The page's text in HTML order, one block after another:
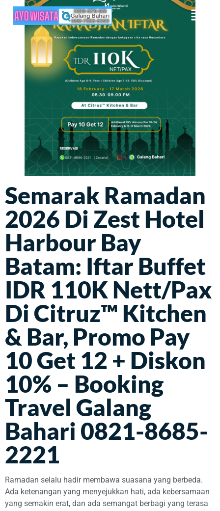
Semarak Ramadan
2026 Di Zest Hotel
Harbour Bay
Batam: Iftar Buffet
IDR 110K Nett/Pax
Di Citruz™ Kitchen
& Bar, Promo Pay
10 Get 12 + Diskon
10% – Booking
Travel Galang
Bahari 0821-8685-
2221
Ramadan selalu hadir membawa suasana yang berbeda.
Ada ketenangan yang menyejukkan hati, ada kebersamaan
yang semakin erat, dan ada semangat berbagi yang terasa